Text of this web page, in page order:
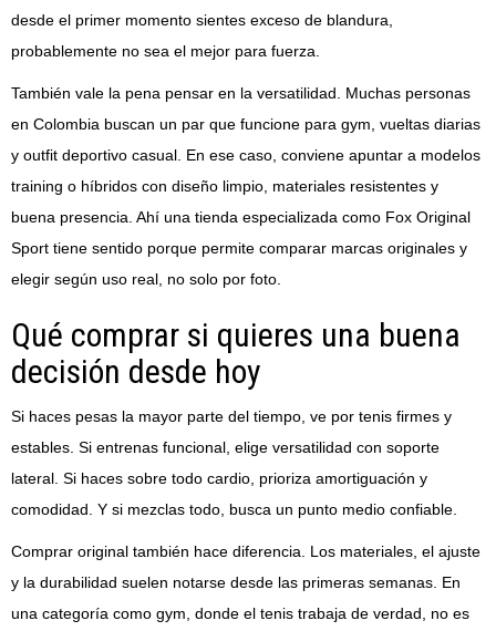
desde el primer momento sientes exceso de blandura,
probablemente no sea el mejor para fuerza.
También vale la pena pensar en la versatilidad. Muchas personas
en Colombia buscan un par que funcione para gym, vueltas diarias
y outfit deportivo casual. En ese caso, conviene apuntar a modelos
training o híbridos con diseño limpio, materiales resistentes y
buena presencia. Ahí una tienda especializada como Fox Original
Sport tiene sentido porque permite comparar marcas originales y
elegir según uso real, no solo por foto.
Qué comprar si quieres una buena
decisión desde hoy
Si haces pesas la mayor parte del tiempo, ve por tenis firmes y
estables. Si entrenas funcional, elige versatilidad con soporte
lateral. Si haces sobre todo cardio, prioriza amortiguación y
comodidad. Y si mezclas todo, busca un punto medio confiable.
Comprar original también hace diferencia. Los materiales, el ajuste
y la durabilidad suelen notarse desde las primeras semanas. En
una categoría como gym, donde el tenis trabaja de verdad, no es